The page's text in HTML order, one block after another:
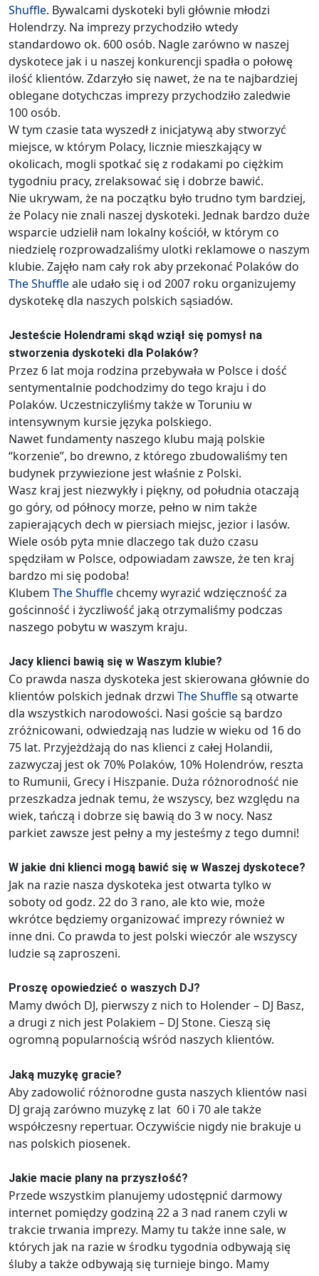
Shuffle. Bywalcami dyskoteki byli głównie młodzi
Holendrzy. Na imprezy przychodziło wtedy
standardowo ok. 600 osób. Nagle zarówno w naszej
dyskotece jak i u naszej konkurencji spadła o połowę
ilość klientów. Zdarzyło się nawet, że na te najbardziej
oblegane dotychczas imprezy przychodziło zaledwie
100 osób.
W tym czasie tata wyszedł z inicjatywą aby stworzyć
miejsce, w którym Polacy, licznie mieszkający w
okolicach, mogli spotkać się z rodakami po ciężkim
tygodniu pracy, zrelaksować się i dobrze bawić.
Nie ukrywam, że na początku było trudno tym bardziej,
że Polacy nie znali naszej dyskoteki. Jednak bardzo duże
wsparcie udzielił nam lokalny kościół, w którym co
niedzielę rozprowadzaliśmy ulotki reklamowe o naszym
klubie. Zajęło nam cały rok aby przekonać Polaków do
The Shuffleale udało się i od 2007 roku organizujemy
dyskotekę dla naszych polskich sąsiadów.
Jesteście Holendrami skąd wziął się pomysł na
stworzenia dyskoteki dla Polaków?
Przez 6 lat moja rodzina przebywała w Polsce i dość
sentymentalnie podchodzimy do tego kraju i do
Polaków. Uczestniczyliśmy także w Toruniu w
intensywnym kursie języka polskiego.
Nawet fundamenty naszego klubu mają polskie
“korzenie”, bo drewno, z którego zbudowaliśmy ten
budynek przywiezione jest właśnie z Polski.
Wasz kraj jest niezwykły i piękny, od południa otaczają
go góry, od północy morze, pełno w nim także
zapierających dech w piersiach miejsc, jezior i lasów.
Wiele osób pyta mnie dlaczego tak dużo czasu
spędziłam w Polsce, odpowiadam zawsze, że ten kraj
bardzo mi się podoba!
Klubem The Shuffle chcemy wyrazić wdzięczność za
gościnność i życzliwość jaką otrzymaliśmy podczas
naszego pobytu w waszym kraju.
Jacy klienci bawią się w Waszym klubie?
Co prawda nasza dyskoteka jest skierowana głównie do
klientów polskich jednak drzwi The Shufflesą otwarte
dla wszystkich narodowości. Nasi goście są bardzo
zróżnicowani, odwiedzają nas ludzie w wieku od 16 do
75 lat. Przyjeżdżają do nas klienci z całej Holandii,
zazwyczaj jest ok 70% Polaków, 10% Holendrów, reszta
to Rumunii, Grecy i Hiszpanie. Duża różnorodność nie
przeszkadza jednak temu, że wszyscy, bez względu na
wiek, tańczą i dobrze się bawią do 3 w nocy. Nasz
parkiet zawsze jest pełny a my jesteśmy z tego dumni!
W jakie dni klienci mogą bawić się w Waszej dyskotece?
Jak na razie nasza dyskoteka jest otwarta tylko w
soboty od godz. 22 do 3 rano, ale kto wie, może
wkrótce będziemy organizować imprezy również w
inne dni. Co prawda to jest polski wieczór ale wszyscy
ludzie są zaproszeni.
Proszę opowiedzieć o waszych DJ?
Mamy dwóch DJ, pierwszy z nich to Holender – DJ Basz,
a drugi z nich jest Polakiem – DJ Stone. Cieszą się
ogromną popularnością wśród naszych klientów.
Jaką muzykę gracie?
Aby zadowolić różnorodne gusta naszych klientów nasi
DJ grają zarówno muzykę z lat 60 i 70 ale także
współczesny repertuar. Oczywiście nigdy nie brakuje u
nas polskich piosenek.
Jakie macie plany na przyszłość?
Przede wszystkim planujemy udostępnić darmowy
internet pomiędzy godziną 22 a 3 nad ranem czyli w
trakcie trwania imprezy. Mamy tu także inne sale, w
których jak na razie w środku tygodnia odbywają się
śluby a także odbywają się turnieje bingo. Mamy